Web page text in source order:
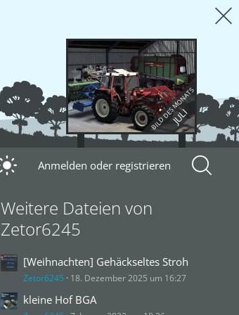
BILD DES MONATS
JULI
Anmelden oder registrieren
Weitere Dateien von
Zetor6245
[Weihnachten] Gehäckseltes Stroh
Zetor6245 18. Dezember 2025 um 16:27
kleine Hof BGA